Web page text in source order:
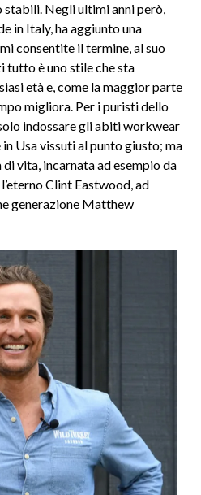
Negli ultimi anni però,
in Italy, ha aggiunto una
mi consentite il termine, al suo
tutto è uno stile che sta
età e, come la maggior parte
migliora. Per i puristi dello
indossare gli abiti workwear
Usa vissuti al punto giusto; ma
vita, incarnata ad esempio da
Clint Eastwood, ad
generazione Matthew